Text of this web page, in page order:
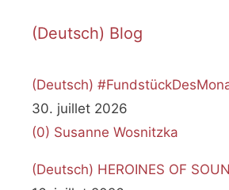
(Deutsch) Blog
(Deutsch)
30. juillet 2026
(0) Susanne Wosnitzka
(Deutsch) HEROINES OF